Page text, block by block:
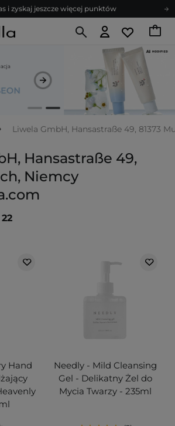
i zyskaj jeszcze więcej punktów
się na newsletter pełen porad
Realizacja zamówienia do 24h.
i zyskaj jeszcze więcej punktów
się na newsletter pełen porad
Liwela GmbH, Hansastraße 49, 81373
Hansastraße 49,
Niemcy
22
Hand
Needly - Mild Cleansing
Gel - Delikatny Żel do
Mycia Twarzy - 235ml